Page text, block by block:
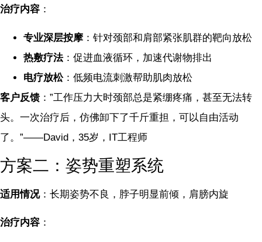
治疗内容 ：
专业深层按摩 ：针对颈部和肩部紧张肌群的靶向放松
热敷疗法：促进血液循环，加速代谢物排出
电疗放松：低频电流刺激帮助肌肉放松
客户反馈：”工作压力大时颈部总是紧绷疼痛，甚至无法转
头。一次治疗后，仿佛卸下了千斤重担，可以自由活动
了。”——David，35岁，IT工程师
方案二：姿势重塑系统
适用情况：长期姿势不良，脖子明显前倾，肩膀内旋
治疗内容 ：